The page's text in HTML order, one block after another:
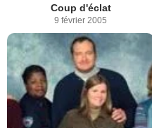
Coup d'éclat
9 février 2005